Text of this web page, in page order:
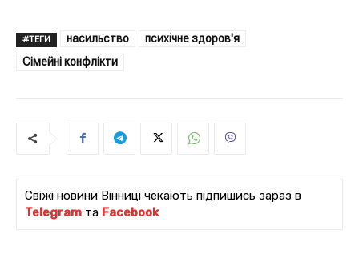
#ТЕГИ насильство
психічне здоров'я
Сімейні конфлікти
Свіжі новини Вінниці чекають підпишись зараз в
Telegram та Facebook